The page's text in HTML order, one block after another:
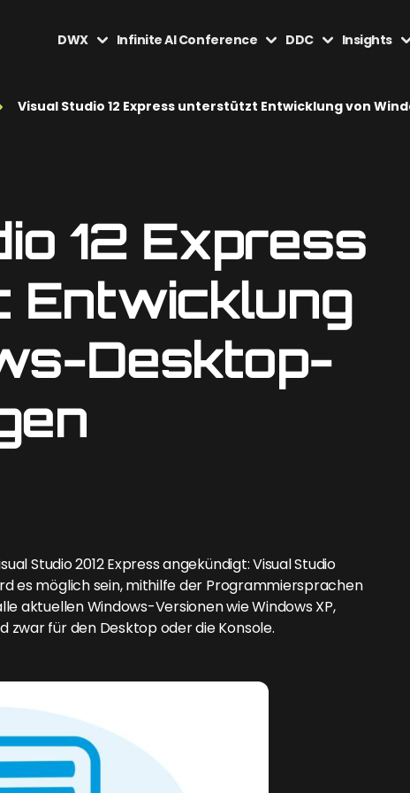
DWX Infinite AI Conference DDC Insights
Visual Studio 12 Express unterstützt Entwicklung von
12 Express
Desktop-
Studio 2012 Express angekündigt: Visual Studio
es möglich sein, mithilfe der Programmiersprachen
aktuellen Windows-Versionen wie Windows XP,
zwar für den Desktop oder die Konsole.